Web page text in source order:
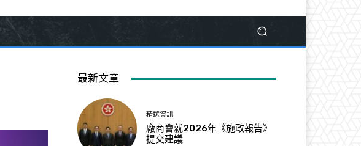
最新文章
精選資訊
廠商會就2026年《施政報告》
提交建議